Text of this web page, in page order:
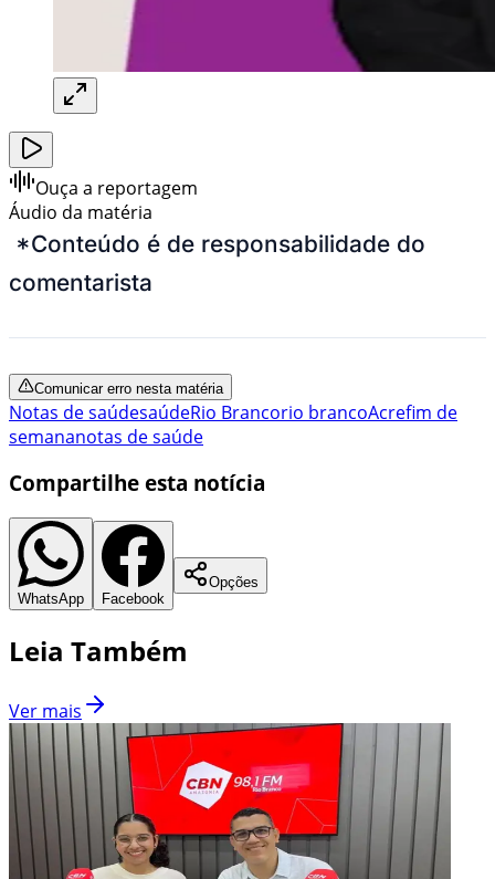
Ouça a reportagem
Áudio da matéria
*Conteúdo é de responsabilidade do
comentarista
Comunicar erro nesta matéria
Notas de saúdesaúdeRio Brancorio brancoAcrefim de
semananotas de saúde
Compartilhe esta notícia
WhatsApp Facebook
Opções
Leia Também
Ver mais